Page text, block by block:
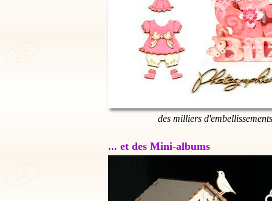
des milliers
... et des Mini-albums